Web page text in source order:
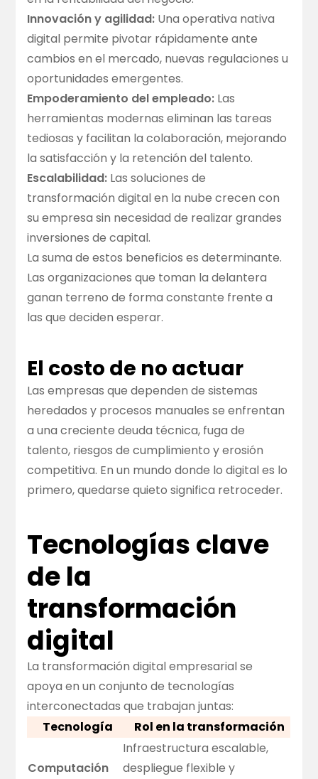
Innovación y agilidad: Una operativa nativa
digital permite pivotar rápidamente ante
cambios en el mercado, nuevas regulaciones u
oportunidades emergentes.
Empoderamiento del empleado: Las
herramientas modernas eliminan las tareas
tediosas y facilitan la colaboración, mejorando
la satisfacción y la retención del talento.
Escalabilidad: Las soluciones de
transformación digital en la nube crecen con
su empresa sin necesidad de realizar grandes
inversiones de capital.
La suma de estos beneficios es determinante.
Las organizaciones que toman la delantera
ganan terreno de forma constante frente a
las que deciden esperar.
El costo de no actuar
Las empresas que dependen de sistemas
heredados y procesos manuales se enfrentan
a una creciente deuda técnica, fuga de
talento, riesgos de cumplimiento y erosión
competitiva. En un mundo donde lo digital es lo
primero, quedarse quieto significa retroceder.
Tecnologías clave
de la
transformación
digital
La transformación digital empresarial se
apoya en un conjunto de tecnologías
interconectadas que trabajan juntas:
Tecnología
Rol en la transformación
Computación
Infraestructura escalable,
despliegue flexible y